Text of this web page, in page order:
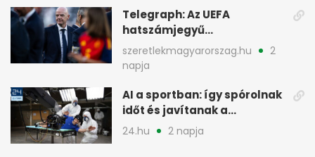
Telegraph: Az UEFA
hatszámjegyű
végkielégítést adott egy női
dolgozónak
szeretlekmagyarorszag.hu
2
napja
AI a sportban: így spórolnak
időt és javítanak a
teljesítményen
24.hu 2 napja